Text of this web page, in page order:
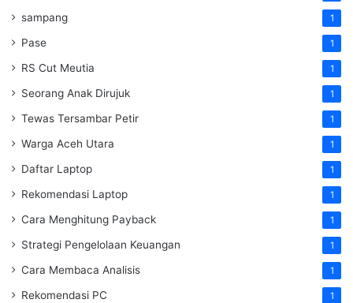
sampang 1
Pase 1
RS Cut Meutia 1
Seorang Anak Dirujuk 1
Tewas Tersambar Petir 1
Warga Aceh Utara 1
Daftar Laptop 1
Rekomendasi Laptop 1
Cara Menghitung Payback 1
Strategi Pengelolaan Keuangan 1
Cara Membaca Analisis 1
Rekomendasi PC 1